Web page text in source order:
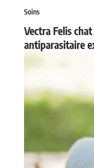
Soins
Vectra Felis
antiparasitaire